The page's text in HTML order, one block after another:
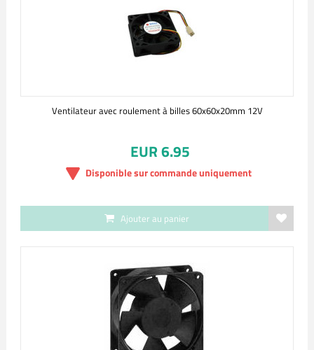
Ventilateur avec roulement à billes 60x60x20mm 12V
EUR 6.95
Disponible sur commande uniquement
Ajouter au panier